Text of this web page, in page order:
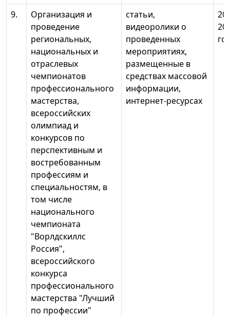
9.
Организация и
проведение
региональных,
национальных и
отраслевых
чемпионатов
профессионального
мастерства,
всероссийских
олимпиад и
конкурсов по
перспективным и
востребованным
профессиям и
специальностям, в
том числе
национального
чемпионата
"Ворлдскиллс
Россия",
всероссийского
конкурса
профессионального
мастерства "Лучший
по профессии"
статьи,
видеоролики о
проведенных
мероприятиях,
размещенные в
средствах массовой
информации,
интернет-ресурсах